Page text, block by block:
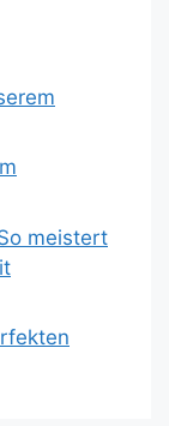
meistert